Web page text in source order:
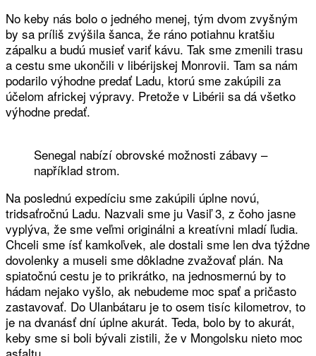
No keby nás bolo o jedného menej, tým dvom zvyšným
by sa príliš zvýšila šanca, že ráno potiahnu kratšiu
zápalku a budú musieť variť kávu. Tak sme zmenili trasu
a cestu sme ukončili v libérijskej Monrovii. Tam sa nám
podarilo výhodne predať Ladu, ktorú sme zakúpili za
účelom africkej výpravy. Pretože v Libérii sa dá všetko
výhodne predať.
Senegal nabízí obrovské možnosti zábavy –
například strom.
Na poslednú expedíciu sme zakúpili úplne novú,
tridsaťročnú Ladu. Nazvali sme ju Vasiľ 3, z čoho jasne
vyplýva, že sme veľmi originálni a kreatívni mladí ľudia.
Chceli sme ísť kamkoľvek, ale dostali sme len dva týždne
dovolenky a museli sme dôkladne zvažovať plán. Na
spiatočnú cestu je to prikrátko, na jednosmernú by to
hádam nejako vyšlo, ak nebudeme moc spať a pričasto
zastavovať. Do Ulanbátaru je to osem tisíc kilometrov, to
je na dvanásť dní úplne akurát. Teda, bolo by to akurát,
keby sme si boli bývali zistili, že v Mongolsku nieto moc